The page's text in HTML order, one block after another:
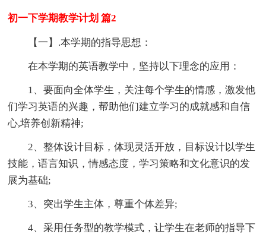
初一下学期教学计划 篇2
【一】.本学期的指导思想：
在本学期的英语教学中，坚持以下理念的应用：
1、要面向全体学生，关注每个学生的情感，激发他
们学习英语的兴趣，帮助他们建立学习的成就感和自信
心,培养创新精神;
2、整体设计目标，体现灵活开放，目标设计以学生
技能，语言知识，情感态度，学习策略和文化意识的发
展为基础;
3、突出学生主体，尊重个体差异;
4、采用任务型的教学模式，让学生在老师的指导下